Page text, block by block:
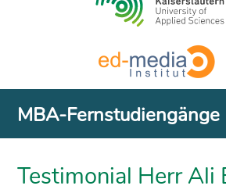
MBA-Fernstudiengänge
Testimonial Herr Ali